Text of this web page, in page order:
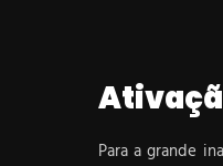
Para a grande